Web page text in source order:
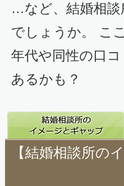
…など、結婚相談
でしょうか。 こ
年代や同性の口
あるかも？
【結婚相談所の